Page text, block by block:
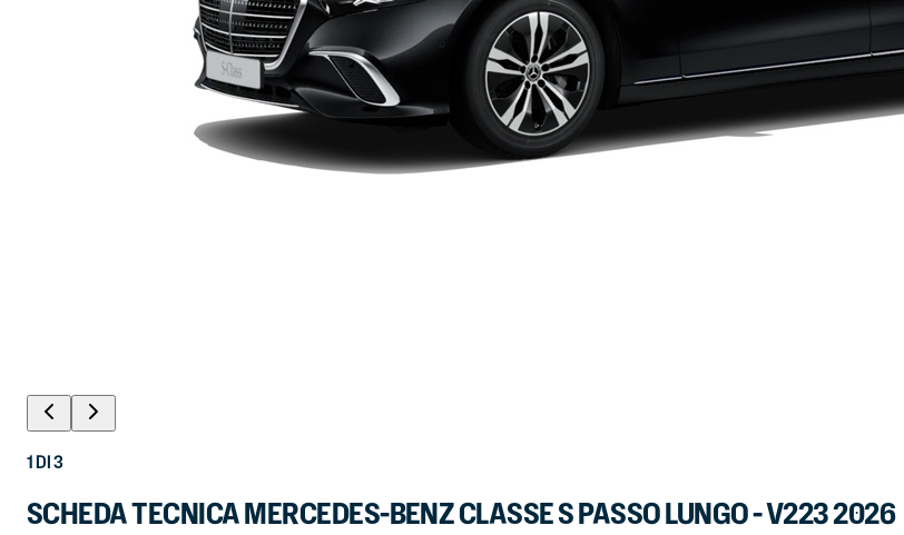
1DI3
SCHEDA TECNICA MERCEDES-BENZ CLASSE S PASSO LUNGO - V223 2026